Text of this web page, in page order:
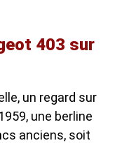
403 sur
un regard sur
une berline
anciens, soit